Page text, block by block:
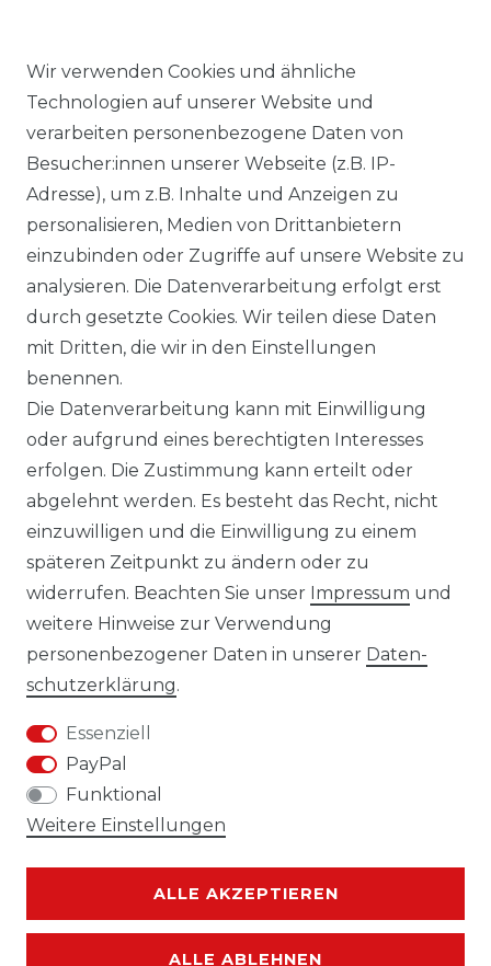
KOSTENLOSER & SCHNELLER VERSAND
LIEFERZEIT ETWA 1 BIS 3 WERKTAGE
14 TAGE RÜCKGABERECHT
Laro-Shop.de
06233-7705680
info@laro-shop.de
Montag - Freitag, 09:00 - 17:00
Widerrufs­recht
Daten­schutz­erklärung
Wir verwenden Cookies und ähnliche
Technologien auf unserer Website und
verarbeiten personenbezogene Daten von
Besucher:innen unserer Webseite (z.B. IP-
Adresse), um z.B. Inhalte und Anzeigen zu
personalisieren, Medien von Drittanbietern
einzubinden oder Zugriffe auf unsere Website zu
analysieren. Die Datenverarbeitung erfolgt erst
durch gesetzte Cookies. Wir teilen diese Daten
mit Dritten, die wir in den Einstellungen
benennen.
Die Datenverarbeitung kann mit Einwilligung
oder aufgrund eines berechtigten Interesses
erfolgen. Die Zustimmung kann erteilt oder
abgelehnt werden. Es besteht das Recht, nicht
einzuwilligen und die Einwilligung zu einem
späteren Zeitpunkt zu ändern oder zu
widerrufen. Beachten Sie unser Impressum und
weitere Hinweise zur Verwendung
personenbezogener Daten in unserer Daten­
schutz­erklärung.
Essenziell
PayPal
Funktional
Weitere Einstellungen
ALLE AKZEPTIEREN
ALLE ABLEHNEN